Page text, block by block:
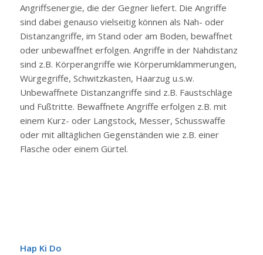
Angriffsenergie, die der Gegner liefert. Die Angriffe
sind dabei genauso vielseitig können als Nah- oder
Distanzangriffe, im Stand oder am Boden, bewaffnet
oder unbewaffnet erfolgen. Angriffe in der Nahdistanz
sind z.B. Körperangriffe wie Körperumklammerungen,
Würgegriffe, Schwitzkasten, Haarzug u.s.w.
Unbewaffnete Distanzangriffe sind z.B. Faustschläge
und Fußtritte. Bewaffnete Angriffe erfolgen z.B. mit
einem Kurz- oder Langstock, Messer, Schusswaffe
oder mit alltäglichen Gegenständen wie z.B. einer
Flasche oder einem Gürtel.
Hap Ki Do